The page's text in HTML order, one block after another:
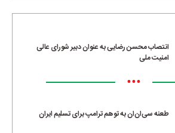
انتصاب محسن رضایی به عنوان دبیر شورای عالی
امنیت ملی
•••
طعنه سی‌ان‌ان به توهم ترامپ برای تسلیم ایران